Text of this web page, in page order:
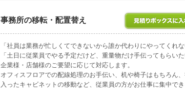
事務所の移転・配置替え
「社員は業務が忙しくてできないから誰か代わりにやってくれな
「土日に従業員でやる予定だけど、重量物だけ手伝ってもらいた
企業様・店舗様のご要望に応じて対応します。
オフィスフロアでの配線処理のお手伝い、机や椅子はもちろん
入ったキャビネットの移動など、従業員の方がお仕事に集中で